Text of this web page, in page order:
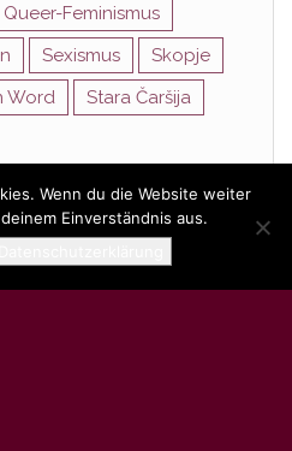
Queer-Feminismus
Sexismus
Skopje
Word
Stara Čaršija
|Theme:Head Blog
Wenn du die Website weiter
Einverständnis aus.